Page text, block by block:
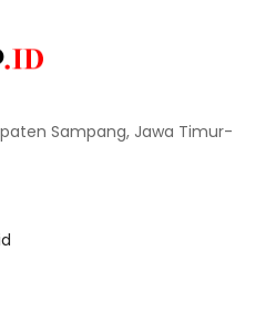
Sampang, Jawa Timur-